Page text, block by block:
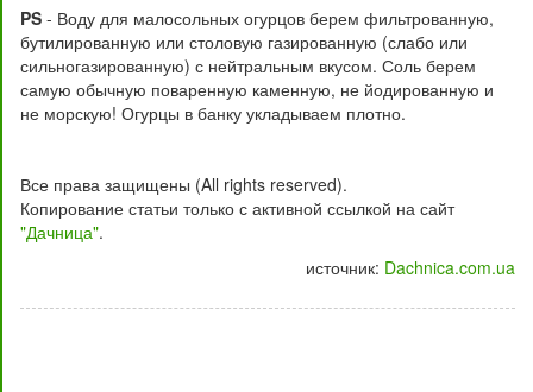
PS - Воду для малосольных огурцов берем фильтрованную,
бутилированную или столовую газированную (слабо или
сильногазированную) с нейтральным вкусом. Соль берем
самую обычную поваренную каменную, не йодированную и
не морскую! Огурцы в банку укладываем плотно.
Все права защищены (All rights reserved).
Копирование статьи только с активной ссылкой на сайт
"Дачница".
источник: Dachnica.com.ua